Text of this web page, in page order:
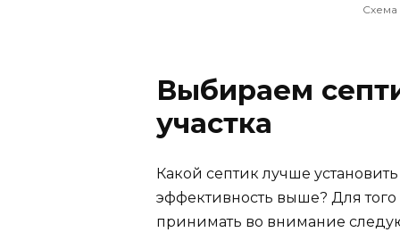
Схема
Выбираем
участка
Какой септик лучше
эффективность выше? Для того
принимать во внимание